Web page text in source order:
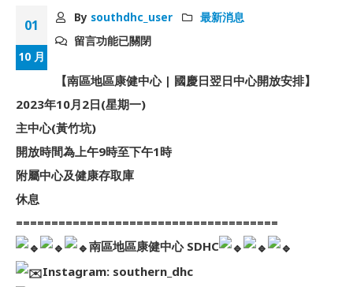
01
10 月
By southdhc_user
最新消息
留言功能已關閉
【南區地區康健中心 | 國慶日翌日中心開放安排】
2023年10月2日(星期一)
主中心(黃竹坑)
開放時間為上午9時至下午1時
附屬中心及健康存取庫
休息
=====================================
南區地區康健中心 SDHC
Instagram: southern_dhc